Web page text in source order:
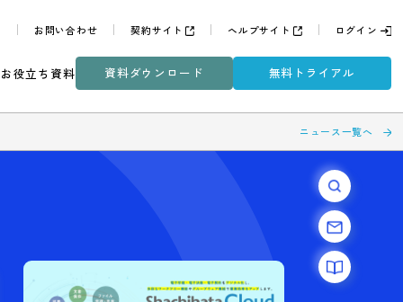
よくある質問 お問い合わせ 契約サイト ヘルプサ
ナーDXコラム お役立ち資料 資料ダウンロード